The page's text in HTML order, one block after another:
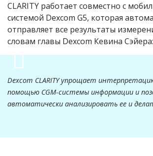
CLARITY работает совместно с
системой Dexcom G5, которая
отправляет все результаты
словам главы Dexcom Кевина Сэйера:
Dexcom CLARITY упрощает
помощью CGM-системы информации и
автоматически анализировать ее и